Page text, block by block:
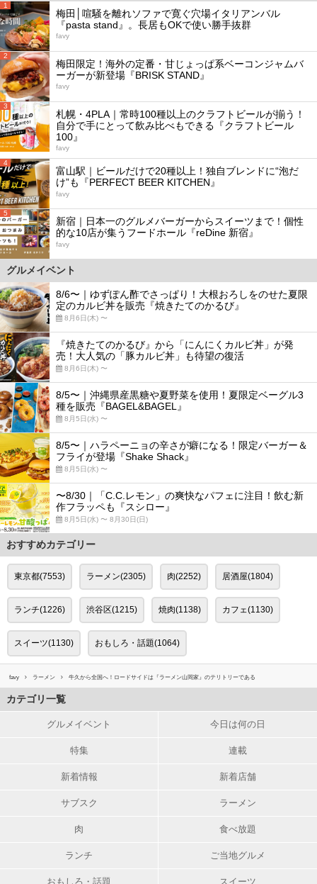
1
梅田│喧騒を離れソファで寛ぐ穴場イタリアンバル
『pasta stand』。長居もOKで使い勝手抜群
favy
2
梅田限定！海外の定番・甘じょっぱ系ベーコンジャムバ
ーガーが新登場『BRISK STAND』
favy
3
札幌・4PLA｜常時100種以上のクラフトビールが揃う！
自分で手にとって飲み比べもできる『クラフトビール
100』
favy
4
富山駅｜ビールだけで20種以上！独自ブレンドに“泡だ
け”も『PERFECT BEER KITCHEN』
favy
5
新宿｜日本一のグルメバーガーからスイーツまで！個性
的な10店が集うフードホール『reDine 新宿』
favy
グルメイベント
8/6〜｜ゆずぽん酢でさっぱり！大根おろしをのせた夏限
定のカルビ丼を販売『焼きたてのかるび』
8月6日(木) 〜
『焼きたてのかるび』から「にんにくカルビ丼」が発
売！大人気の「豚カルビ丼」も待望の復活
8月6日(木) 〜
8/5〜｜沖縄県産黒糖や夏野菜を使用！夏限定ベーグル3
種を販売『BAGEL&BAGEL』
8月5日(水) 〜
8/5〜｜ハラペーニョの辛さが癖になる！限定バーガー＆
フライが登場『Shake Shack』
8月5日(水) 〜
〜8/30｜「C.C.レモン」の爽快なパフェに注目！飲む新
作フラッペも『スシロー』
8月5日(水) 〜 8月30日(日)
おすすめカテゴリー
東京都(7553) ラーメン(2305) 肉(2252) 居酒屋(1804)
ランチ(1226) 渋谷区(1215) 焼肉(1138) カフェ(1130)
スイーツ(1130) おもしろ・話題(1064)
favy ラーメン 牛久から全国へ！ロードサイドは『ラーメン山岡家』のテリトリーである
カテゴリ一覧
グルメイベント 今日は何の日
特集 連載
新着情報 新着店舗
サブスク ラーメン
肉 食べ放題
ランチ ご当地グルメ
おもしろ・話題 スイーツ